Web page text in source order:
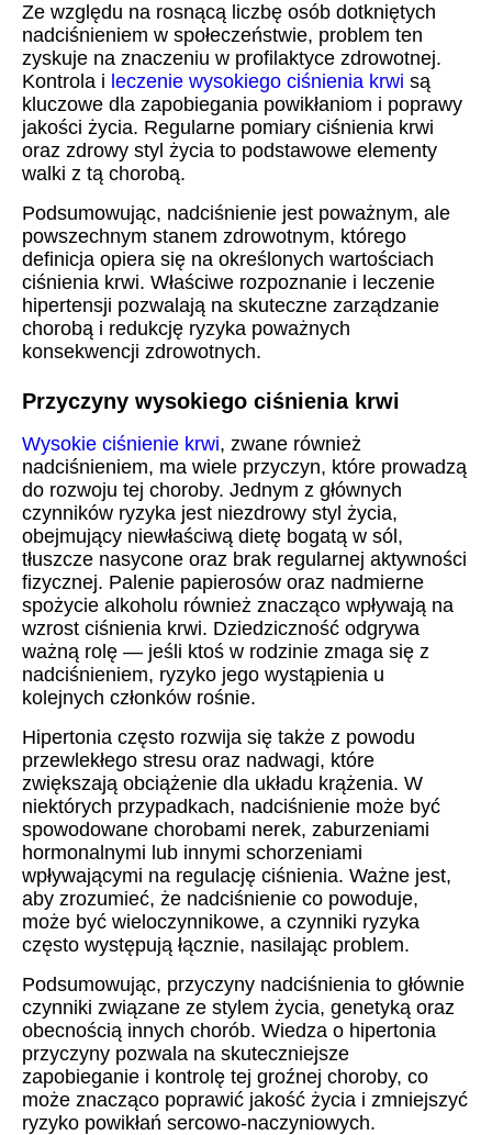
Ze względu na rosnącą liczbę osób dotkniętych
nadciśnieniem w społeczeństwie, problem ten
zyskuje na znaczeniu w profilaktyce zdrowotnej.
Kontrola i leczenie wysokiego ciśnienia krwi są
kluczowe dla zapobiegania powikłaniom i poprawy
jakości życia. Regularne pomiary ciśnienia krwi
oraz zdrowy styl życia to podstawowe elementy
walki z tą chorobą.
Podsumowując, nadciśnienie jest poważnym, ale
powszechnym stanem zdrowotnym, którego
definicja opiera się na określonych wartościach
ciśnienia krwi. Właściwe rozpoznanie i leczenie
hipertensji pozwalają na skuteczne zarządzanie
chorobą i redukcję ryzyka poważnych
konsekwencji zdrowotnych.
Przyczyny wysokiego ciśnienia krwi
Wysokie ciśnienie krwi, zwane również
nadciśnieniem, ma wiele przyczyn, które prowadzą
do rozwoju tej choroby. Jednym z głównych
czynników ryzyka jest niezdrowy styl życia,
obejmujący niewłaściwą dietę bogatą w sól,
tłuszcze nasycone oraz brak regularnej aktywności
fizycznej. Palenie papierosów oraz nadmierne
spożycie alkoholu również znacząco wpływają na
wzrost ciśnienia krwi. Dziedziczność odgrywa
ważną rolę — jeśli ktoś w rodzinie zmaga się z
nadciśnieniem, ryzyko jego wystąpienia u
kolejnych członków rośnie.
Hipertonia często rozwija się także z powodu
przewlekłego stresu oraz nadwagi, które
zwiększają obciążenie dla układu krążenia. W
niektórych przypadkach, nadciśnienie może być
spowodowane chorobami nerek, zaburzeniami
hormonalnymi lub innymi schorzeniami
wpływającymi na regulację ciśnienia. Ważne jest,
aby zrozumieć, że nadciśnienie co powoduje,
może być wieloczynnikowe, a czynniki ryzyka
często występują łącznie, nasilając problem.
Podsumowując, przyczyny nadciśnienia to głównie
czynniki związane ze stylem życia, genetyką oraz
obecnością innych chorób. Wiedza o hipertonia
przyczyny pozwala na skuteczniejsze
zapobieganie i kontrolę tej groźnej choroby, co
może znacząco poprawić jakość życia i zmniejszyć
ryzyko powikłań sercowo-naczyniowych.